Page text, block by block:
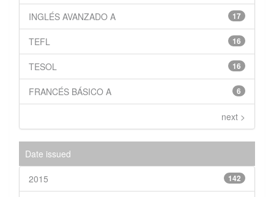
17
INGLÉS AVANZADO A
16
TEFL
16
TESOL
6
FRANCÉS BÁSICO A
next >
Date issued
142
2015